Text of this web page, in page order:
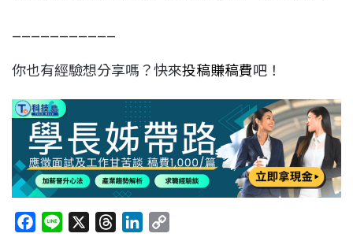
你也有經驗想分享嗎？快來投稿賺稿費吧！